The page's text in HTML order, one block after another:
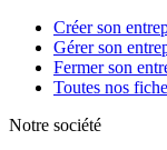
Créer son
Gérer son
Fermer son
Toutes nos
Notre société